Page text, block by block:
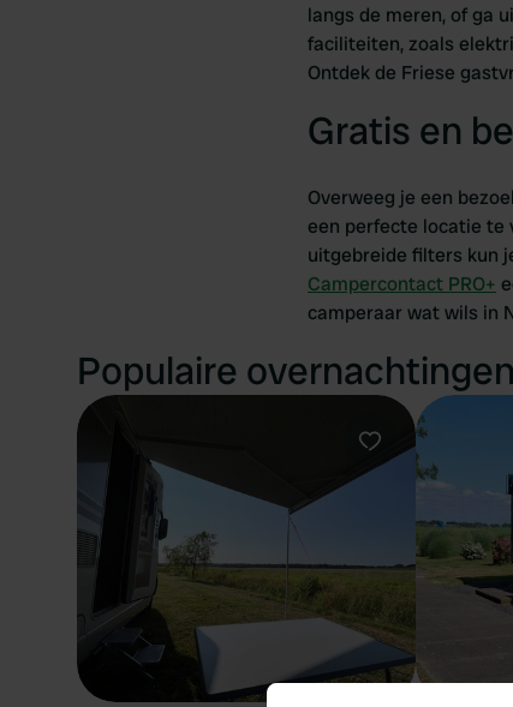
langs de meren, of ga
faciliteiten, zoals
Ontdek de Friese
Gratis en
Overweeg je een
een perfecte locatie te
uitgebreide filters kun
Campercontact PRO+
camperaar wat wils in
Populaire
Favoriet